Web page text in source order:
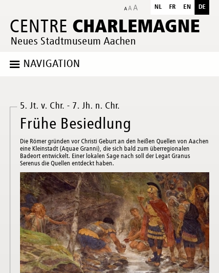
CENTRE CHARLEMAGNE
Neues Stadtmuseum Aachen
NL FR EN DE
NAVIGATION
5. Jt. v. Chr. - 7. Jh. n. Chr.
Frühe Besiedlung
Die Römer gründen vor Christi Geburt an den heißen Quellen von Aachen
eine Kleinstadt (Aquae Granni), die sich bald zum überregionalen
Badeort entwickelt. Einer lokalen Sage nach soll der Legat Granus
Serenus die Quellen entdeckt haben.